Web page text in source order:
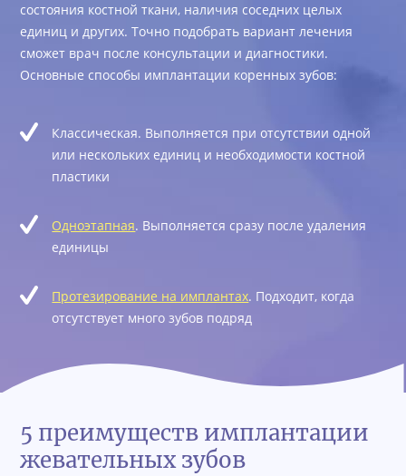
состояния костной ткани, наличия соседних целых
единиц и других. Точно подобрать вариант лечения
сможет врач после консультации и диагностики.
Основные способы имплантации коренных зубов:
Классическая. Выполняется при отсутствии одной
или нескольких единиц и необходимости костной
пластики
Одноэтапная. Выполняется сразу после удаления
единицы
Протезирование на имплантах. Подходит, когда
отсутствует много зубов подряд
5 преимуществ имплантации
жевательных зубов